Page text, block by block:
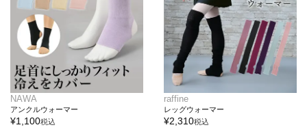
NAWA
アンクルウォーマー
¥1,100税込
raffine
レッグウォーマー
¥2,310税込